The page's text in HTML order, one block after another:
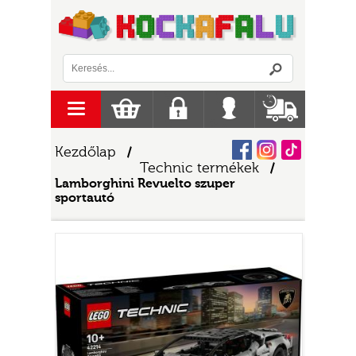
Kezdőlap /
Technic termékek
/
Lamborghini Revuelto szuper
sportautó